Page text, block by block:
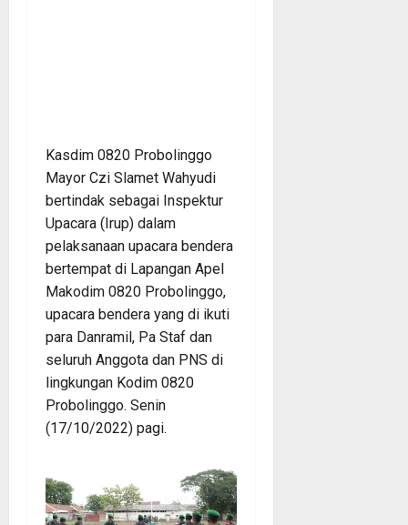
Kasdim 0820 Probolinggo
Mayor Czi Slamet Wahyudi
bertindak sebagai Inspektur
Upacara (Irup) dalam
pelaksanaan upacara bendera
bertempat di Lapangan Apel
Makodim 0820 Probolinggo,
upacara bendera yang di ikuti
para Danramil, Pa Staf dan
seluruh Anggota dan PNS di
lingkungan Kodim 0820
Probolinggo. Senin
(17/10/2022) pagi.